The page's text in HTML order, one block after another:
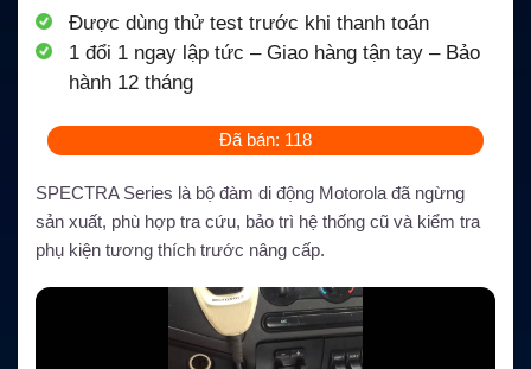
Được dùng thử test trước khi thanh toán
1 đổi 1 ngay lập tức – Giao hàng tận tay – Bảo
hành 12 tháng
Đã bán: 118
SPECTRA Series là bộ đàm di động Motorola đã ngừng
sản xuất, phù hợp tra cứu, bảo trì hệ thống cũ và kiểm tra
phụ kiện tương thích trước nâng cấp.